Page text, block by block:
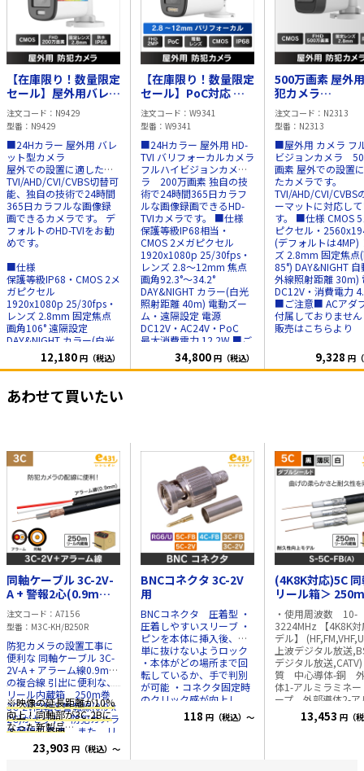
【在庫限り！数量限定
セール】屋外用バレッ
ト型 2MP 防犯カメラ
IP68
注文コード
N9429
型番
N9429
■24Hカラー 屋外用 バレ
ット型カメラ
屋外での設置に適した、
TVI/AHD/CVI/CVBS切替可
能、独自の技術で24時間
365日カラフルな画像録
画できるカメラです。 デ
フォルトのHD-TVIをお勧
めです。
■仕様
保護等級IP68・CMOS 2メ
ガピクセル
1920x1080p 25/30fps・
レンズ 2.8mm 固定焦点
画角106° 遠隔設定
DAY&NIGHT カラー(白光
照射距離 20m)
電源 DC12V・消費電力
■ご注意■
12,180 円（税込）
【在庫限り！数量限定
セール】PoC対応 屋
外用 バリフォーカル
2MP HD-TVI 防犯カメ
ラ IP68
注文コード
W9341
型番
W9341
■24Hカラー 屋外用 HD-
TVI バリフォーカルカメラ
フルハイビジョンカメ
ラ 200万画素 独自の技
術で24時間365日カラフ
ルな画像録画できるHD-
TVIカメラです。 ■仕様
保護等級IP68相当・
CMOS 2メガピクセル
1920x1080p 25/30fps・
レンズ 2.8～12mm 焦点
画角92.3°～34.2°
DAY&NIGHT カラー(白光
照射距離 40m) 電動ズー
ム・遠隔設定 電源
DC12V・AC24V・PoC
最大消費電力 12.2W ■ご
注意■ ACアダプタは付属
しておりません別途販売
34,800 円（税込）
500万画素 屋外
犯カメラ
TVI/CVI/AHD/
IP67
注文コード
N2313
型番
N2313
■屋外用 カメラ フ
ビジョンカメラ
画素 屋外での設置
たカメラです。
TVI/AHD/CVI/CVBS
ーマットに対応し
す。 ■仕様 CMOS 5メガ
ピクセル・
(デフォルトは4MP)
ズ 2.8mm 固定焦点
85°) DAY&NIGHT
外線照射距離 30m)
DC12V・消費電力
■ご注意■ ACアダ
付属しておりません
販売はこちらより
9,328 円
あわせて買いたい
同軸ケーブル 3C-2V-
A + 警報2心(0.9mm)
長さ:250m リール内
蔵箱
注文コード
A7156
型番
M3C-KH/B250R
防犯カメラの設置工事に
便利な 同軸ケーブル 3C-
2V-A + アラーム線0.9mm
の複合線 引出に便利な、
リール内蔵箱 250m巻
3C-2V同軸と警報線(0.9 x
2C)がセット、防犯カメラ
の配線に最適。 また、リ
ール内蔵箱でケーブル引
出し時に、より戻し不
※映像の延長距離が10%
向上！同軸部が3C-2Bに
なった新製品
(0.9mm) 長さ:250m リー
23,903 円（税込）～
BNCコネクタ 3C-2V
用
BNCコネクタ 圧着型 ・
圧着しやすいスリーブ ・
ピンを本体に挿入後、簡
単に抜けないようロック
・本体がどの場所まで回
転しているか、手で判別
が可能 ・コネクタ固定時
のクリック感が向上し、
接続が分かりやすい ・
3GHz対応し、ハイビジョ
118 円（税込）～
(4K8K対応)5C
リール箱＞
・使用周波数 10-
3224MHz 【4K8K
デル】
上波デジタル放送
デジタル放送,CATV) ・材
質 中心導体-銅
体1-アルミラミネー
ープ 外部導体2-ア
ニウム合金 絶縁
ポリエチレン ジ
13,453 円（